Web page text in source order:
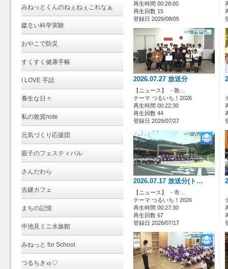
みねっとくんのねぇねぇこれなぁ
に？
楽しい科学実験
おやこで防災
すくすく健康手帳
I LOVE 手話
養生な日々
私の敦賀note
元気づくり応援団
親子のフェスティバル
さんだわら
吉継カフェ
まちの記憶
中池見ミニ水族館
みねっと for School
つるちきゅ♡
再生時間 00:28:00
再生回数 15
登録日 2026/08/05
2026.07.27 放送分
【ニュース】 ・敦…
テーマ つるいち！2026
再生時間 00:22:30
再生回数 44
登録日 2026/07/27
2026.07.17 放送分(ト…
【ニュース】 ・市…
テーマ つるいち！2026
再生時間 00:27:30
再生回数 67
登録日 2026/07/17